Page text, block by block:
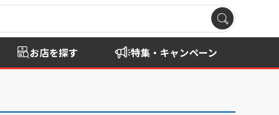
お店を探す 特集・キャンペーン